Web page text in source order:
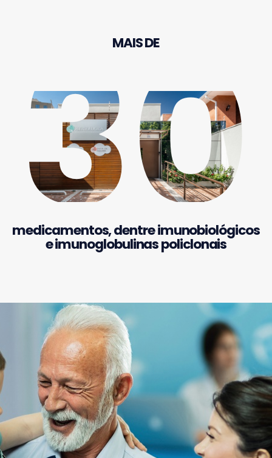
MAIS DE
30
medicamentos, dentre imunobiológicos
e imunoglobulinas policlonais